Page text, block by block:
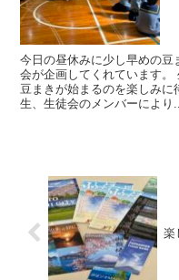
今日の昼休みに少し早めの
会が企画してくれています。
豆まきが始まるのを楽しみ
生、生徒会のメンバーにより...
楽